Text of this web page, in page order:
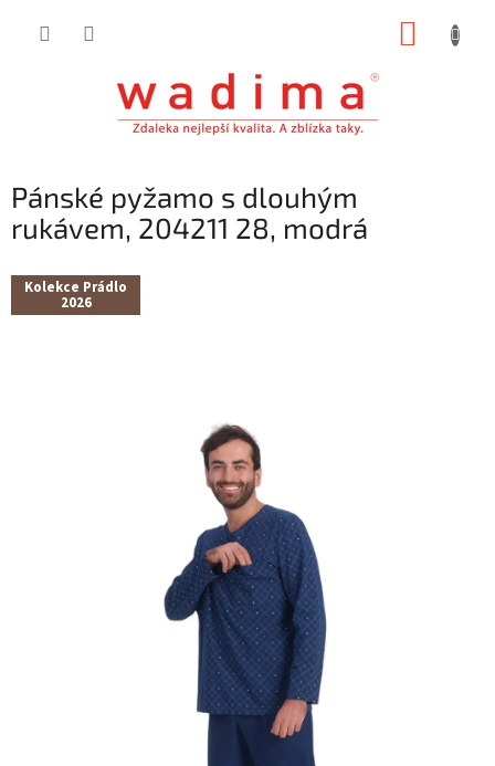
Pánské pyžamo s dlouhým
rukávem, 204211 28, modrá
Kolekce Prádlo
2026